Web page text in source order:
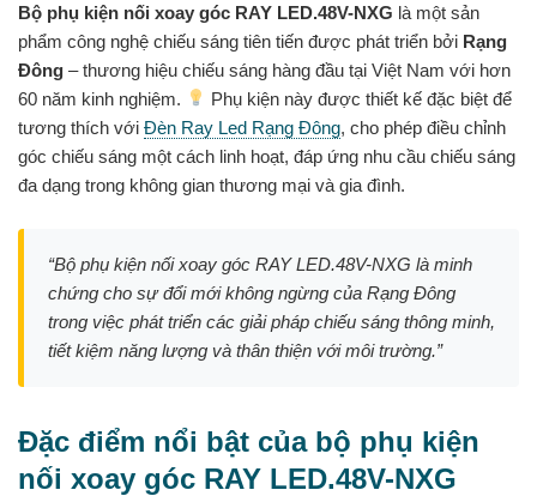
Bộ phụ kiện nối xoay góc RAY LED.48V-NXG là một sản
phẩm công nghệ chiếu sáng tiên tiến được phát triển bởi Rạng
Đông – thương hiệu chiếu sáng hàng đầu tại Việt Nam với hơn
60 năm kinh nghiệm.
Phụ kiện này được thiết kế đặc biệt để
tương thích với Đèn Ray Led Rạng Đông, cho phép điều chỉnh
góc chiếu sáng một cách linh hoạt, đáp ứng nhu cầu chiếu sáng
đa dạng trong không gian thương mại và gia đình.
“Bộ phụ kiện nối xoay góc RAY LED.48V-NXG là minh
chứng cho sự đổi mới không ngừng của Rạng Đông
trong việc phát triển các giải pháp chiếu sáng thông minh,
tiết kiệm năng lượng và thân thiện với môi trường.”
Đặc điểm nổi bật của bộ phụ kiện
nối xoay góc RAY LED.48V-NXG